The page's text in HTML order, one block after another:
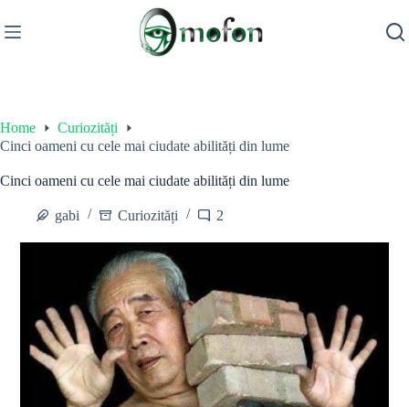
to
content
Home
Curiozități
Cinci oameni cu cele mai ciudate abilități din lume
Cinci oameni cu cele mai ciudate abilități din lume
gabi Curiozități 2